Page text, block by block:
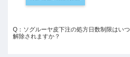
Q：ソグルーヤ皮下注の処方日数制限はいつ
解除されますか？